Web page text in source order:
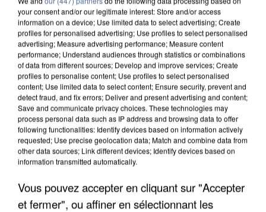
APRÈS TOUTES CES CANICULES, LES REFUGES
DE FAUNE SAUVAGE SONT...
your consent and/or our legitimate interest: Store and/or access
information on a device; Use limited data to select advertising; Create
profiles for personalised advertising; Use profiles to select personalised
advertising; Measure advertising performance; Measure content
performance; Understand audiences through statistics or combinations
of data from different sources; Develop and improve services; Create
profiles to personalise content; Use profiles to select personalised
content; Use limited data to select content; Ensure security, prevent and
detect fraud, and fix errors; Deliver and present advertising and content;
Save and communicate privacy choices. These technologies may
process personal data such as IP address and browsing data to offer
following functionalities: Identify devices based on information actively
requested; Use precise geolocation data; Match and combine data from
other data sources; Link different devices; Identify devices based on
information transmitted automatically.
Vous pouvez accepter en cliquant sur "Accepter
et fermer", ou affiner en sélectionnant les